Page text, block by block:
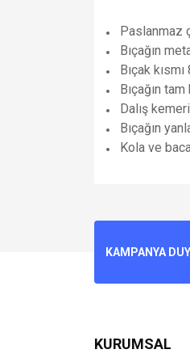
Paslanmaz
Bıçağın
Bıçak
Bıçağın
Dalış
Bıçağın
Kola ve
Ürün
Bu ürüne
KAMPANYA
KURUMSAL